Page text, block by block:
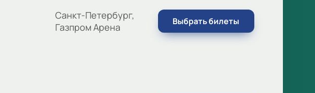
Санкт-Петербург,
Газпром Арена
Выбрать билеты